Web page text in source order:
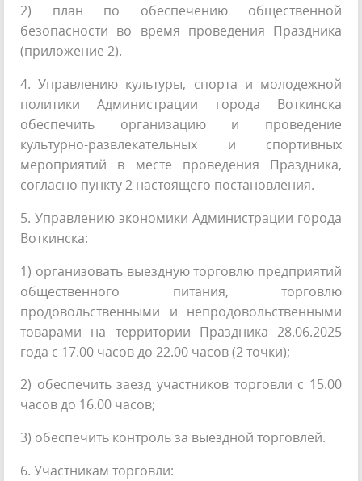
2) план по обеспечению общественной
безопасности во время проведения Праздника
(приложение 2).
4. Управлению культуры, спорта и молодежной
политики Администрации города Воткинска
обеспечить организацию и проведение
культурно-развлекательных и спортивных
мероприятий в месте проведения Праздника,
согласно пункту 2 настоящего постановления.
5. Управлению экономики Администрации города
Воткинска:
1) организовать выездную торговлю предприятий
общественного питания, торговлю
продовольственными и непродовольственными
товарами на территории Праздника 28.06.2025
года с 17.00 часов до 22.00 часов (2 точки);
2) обеспечить заезд участников торговли с 15.00
часов до 16.00 часов;
3) обеспечить контроль за выездной торговлей.
6. Участникам торговли: